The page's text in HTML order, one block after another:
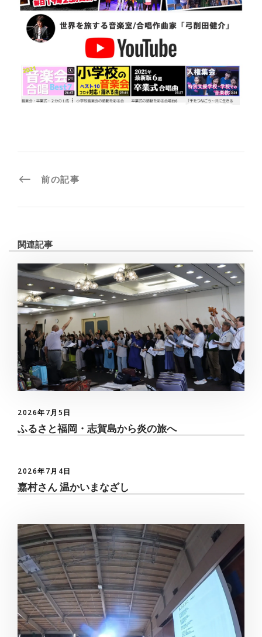
前の記事
関連記事
2026年7月5日
ふるさと福岡・志賀島から炎の旅へ
2026年7月4日
嘉村さん 温かいまなざし